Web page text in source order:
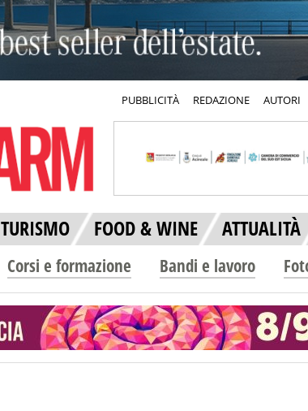
PUBBLICITÀ REDAZIONE AUTORI
TURISMO FOOD & WINE ATTUALITÀ
Corsi e formazione Bandi e lavoro